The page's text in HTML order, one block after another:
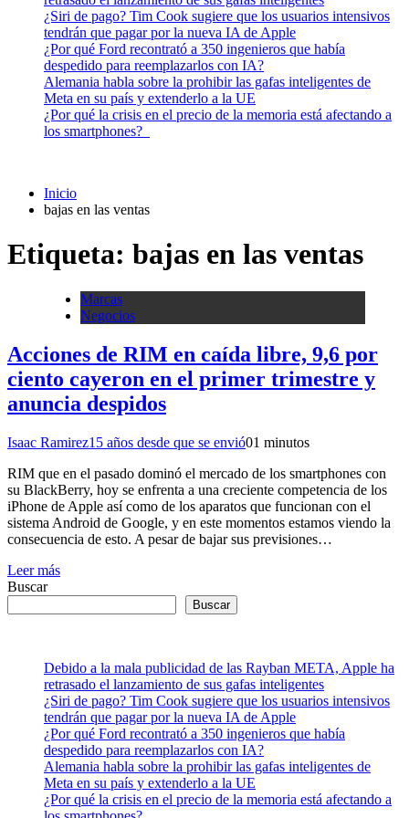
¿Siri de pago? Tim Cook sugiere que los usuarios intensivos
tendrán que pagar por la nueva IA de Apple
¿Por qué Ford recontrató a 350 ingenieros que había
despedido para reemplazarlos con IA?
Alemania habla sobre la prohibir las gafas inteligentes de
Meta en su país y extenderlo a la UE
¿Por qué la crisis en el precio de la memoria está afectando a
los smartphones?
Inicio
bajas en las ventas
Etiqueta: bajas en las ventas
Marcas
Negocios
Acciones de RIM en caída libre, 9,6 por
ciento cayeron en el primer trimestre y
anuncia despidos
Isaac Ramirez15 años desde que se envió01 minutos
RIM que en el pasado dominó el mercado de los smartphones con
su BlackBerry, hoy se enfrenta a una creciente competencia de los
iPhone de Apple así como de los aparatos que funcionan con el
sistema Android de Google, y en este momentos estamos viendo la
consecuencia de esto. A pesar de bajar sus previsiones…
Leer más
Buscar
Buscar
Debido a la mala publicidad de las Rayban META, Apple ha
retrasado el lanzamiento de sus gafas inteligentes
¿Siri de pago? Tim Cook sugiere que los usuarios intensivos
tendrán que pagar por la nueva IA de Apple
¿Por qué Ford recontrató a 350 ingenieros que había
despedido para reemplazarlos con IA?
Alemania habla sobre la prohibir las gafas inteligentes de
Meta en su país y extenderlo a la UE
¿Por qué la crisis en el precio de la memoria está afectando a